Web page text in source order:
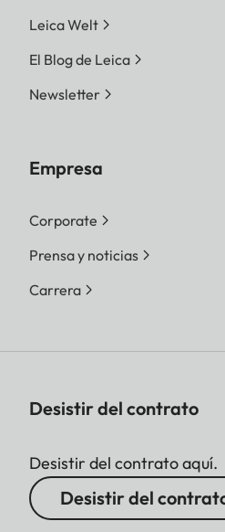
Leica Welt
El Blog de Leica
Newsletter
Empresa
Corporate
Prensa y noticias
Carrera
Desistir del contrato
Desistir del contrato aquí.
Desistir del